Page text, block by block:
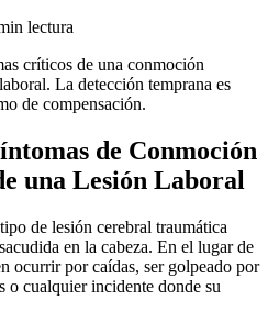
lectura
críticos de una conmoción
La detección temprana es
de compensación.
de Conmoción
una Lesión Laboral
de lesión cerebral traumática
en la cabeza. En el lugar de
ocurrir por caídas, ser golpeado por
o cualquier incidente donde su